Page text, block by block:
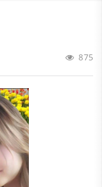
875